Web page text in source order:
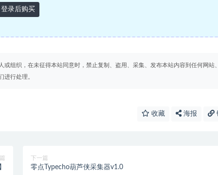
登录后购买
组织，在未征得本站同意时，禁止复制、盗用、采集、发布本站内容到任何网站
进行处理。
收藏 海报
下一篇
零点Typecho葫芦侠采集器v1.0